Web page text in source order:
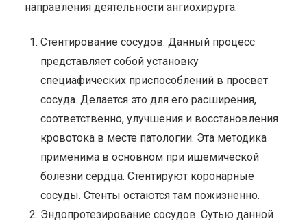
направления деятельности ангиохирурга.
Стентирование сосудов. Данный процесс
представляет собой установку
специафических приспособлений в просвет
сосуда. Делается это для его расширения,
соответственно, улучшения и восстановления
кровотока в месте патологии. Эта методика
применима в основном при ишемической
болезни сердца. Стентируют коронарные
сосуды. Стенты остаются там пожизненно.
Эндопротезирование сосудов. Сутью данной